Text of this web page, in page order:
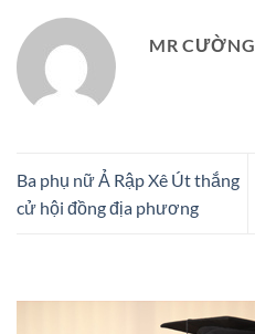
MR CƯỜNG
Ba phụ nữ Ả Rập Xê Út thắng
cử hội đồng địa phương